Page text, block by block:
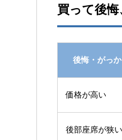
買って後
後悔・がっ
価格が高い
後部座席が狭い